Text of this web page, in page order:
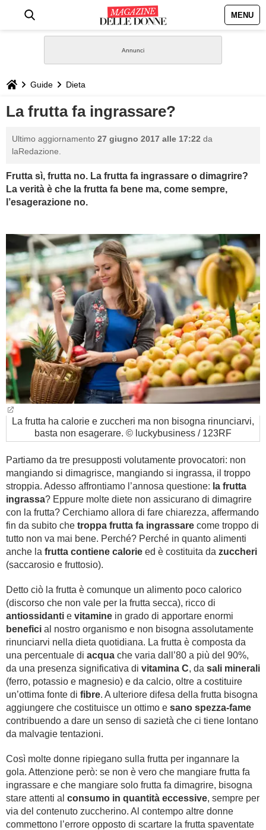
MENU
STILE
BIOGRAFIE
GASTRONOMIA
SESSO
BAMBINO
DIETA
GUIDE
FORUM
Guide Dieta
La frutta fa ingrassare?
Ultimo aggiornamento 27 giugno 2017 alle 17:22 da
laRedazione.
Frutta sì, frutta no. La frutta fa ingrassare o dimagrire?
La verità è che la frutta fa bene ma, come sempre,
l’esagerazione no.
La frutta ha calorie e zuccheri ma non bisogna rinunciarvi,
basta non esagerare. © luckybusiness / 123RF
Partiamo da tre presupposti volutamente provocatori: non
mangiando si dimagrisce, mangiando si ingrassa, il troppo
stroppia. Adesso affrontiamo l’annosa questione: la frutta
ingrassa? Eppure molte diete non assicurano di dimagrire
con la frutta? Cerchiamo allora di fare chiarezza, affermando
fin da subito che troppa frutta fa ingrassare come troppo di
tutto non va mai bene. Perché? Perché in quanto alimenti
anche la frutta contiene calorie ed è costituita da zuccheri
(saccarosio e fruttosio).
Detto ciò la frutta è comunque un alimento poco calorico
(discorso che non vale per la frutta secca), ricco di
antiossidanti e vitamine in grado di apportare enormi
benefici al nostro organismo e non bisogna assolutamente
rinunciarvi nella dieta quotidiana. La frutta è composta da
una percentuale di acqua che varia dall’80 a più del 90%,
da una presenza significativa di vitamina C, da sali minerali
(ferro, potassio e magnesio) e da calcio, oltre a costituire
un’ottima fonte di fibre. A ulteriore difesa della frutta bisogna
aggiungere che costituisce un ottimo e sano spezza-fame
contribuendo a dare un senso di sazietà che ci tiene lontano
da malvagie tentazioni.
Così molte donne ripiegano sulla frutta per ingannare la
gola. Attenzione però: se non è vero che mangiare frutta fa
ingrassare e che mangiare solo frutta fa dimagrire, bisogna
stare attenti al consumo in quantità eccessive, sempre per
via del contenuto zuccherino. Al contempo altre donne
commettono l’errore opposto di scartare la frutta spaventate